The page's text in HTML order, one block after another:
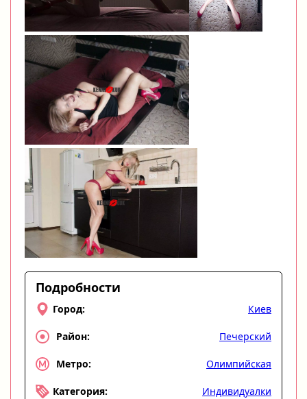
Подробности
Город: Киев
Район: Печерский
Метро: Олимпийская
Категория: Индивидуалки